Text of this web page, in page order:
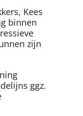
Kees
binnen
zijn
ggz.